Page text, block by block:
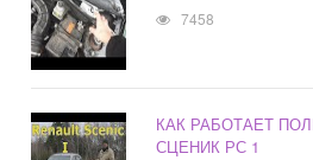
7458
КАК РАБОТАЕТ
СЦЕНИК РС 1